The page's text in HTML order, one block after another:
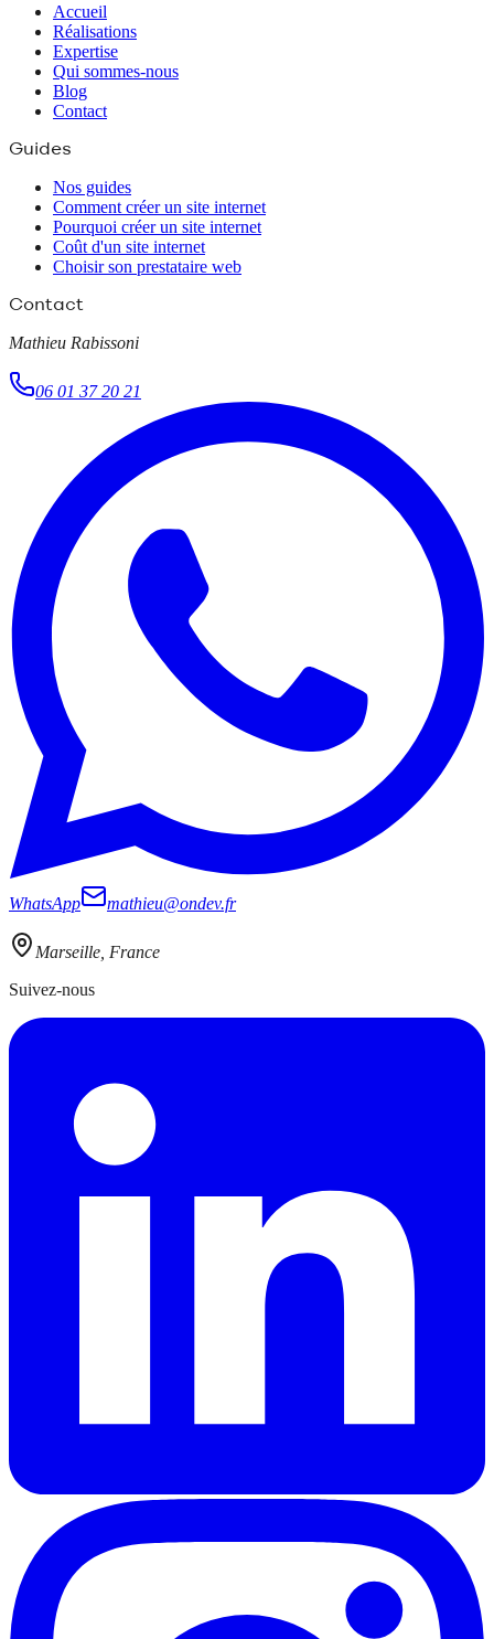
Accueil
Réalisations
Expertise
Qui sommes-nous
Blog
Contact
Guides
Nos guides
Comment créer un site internet
Pourquoi créer un site internet
Coût d'un site internet
Choisir son prestataire web
Contact
Mathieu Rabissoni
06 01 37 20 21
WhatsApp mathieu@ondev.fr
Marseille, France
Suivez-nous